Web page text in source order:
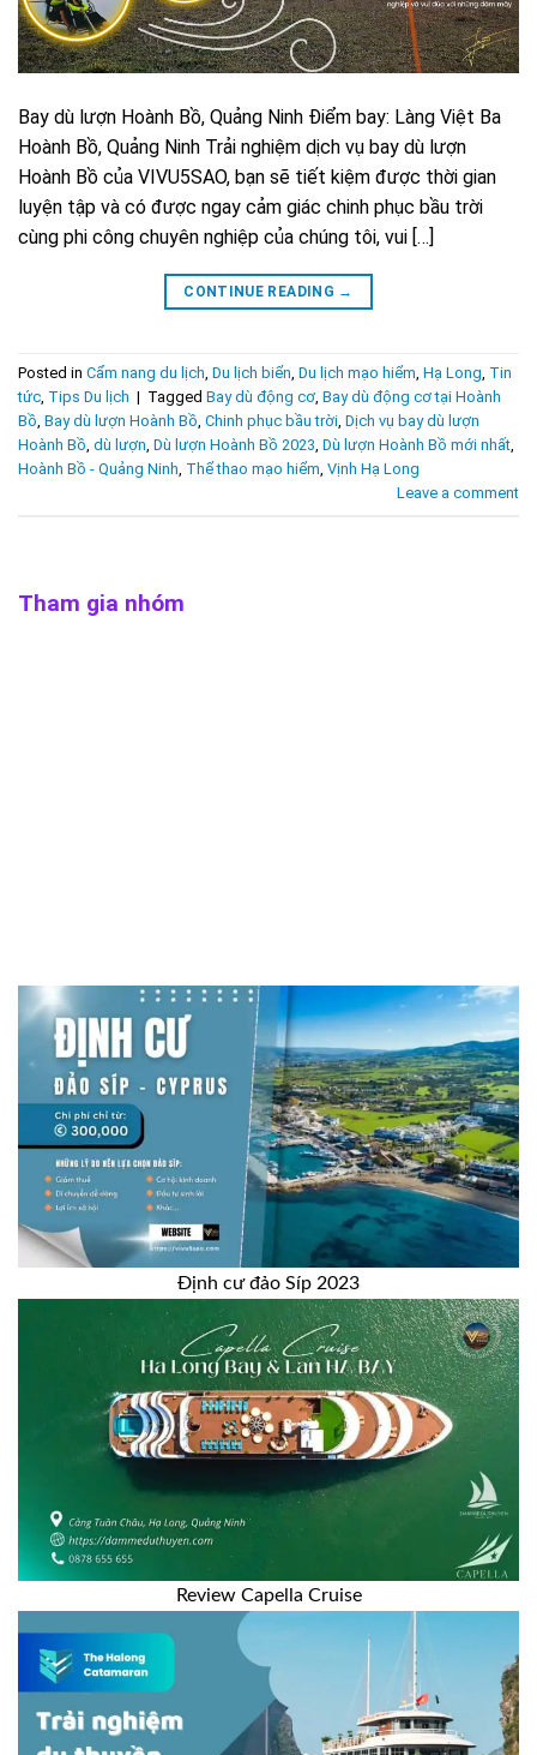
Bay dù lượn Hoành Bồ, Quảng Ninh Điểm bay: Làng Việt Ba
Hoành Bồ, Quảng Ninh Trải nghiệm dịch vụ bay dù lượn
Hoành Bồ của VIVU5SAO, bạn sẽ tiết kiệm được thời gian
luyện tập và có được ngay cảm giác chinh phục bầu trời
cùng phi công chuyên nghiệp của chúng tôi, vui […]
CONTINUE READING →
Posted in Cẩm nang du lịch, Du lịch biển, Du lịch mạo hiểm, Hạ Long, Tin
tức, Tips Du lịch | Tagged Bay dù động cơ, Bay dù động cơ tại Hoành
Bồ, Bay dù lượn Hoành Bồ, Chinh phục bầu trời, Dịch vụ bay dù lượn
Hoành Bồ, dù lượn, Dù lượn Hoành Bồ 2023, Dù lượn Hoành Bồ mới nhất,
Hoành Bồ - Quảng Ninh, Thể thao mạo hiểm, Vịnh Hạ Long
Leave a comment
Tham gia nhóm
Định cư đảo Síp 2023
Review Capella Cruise